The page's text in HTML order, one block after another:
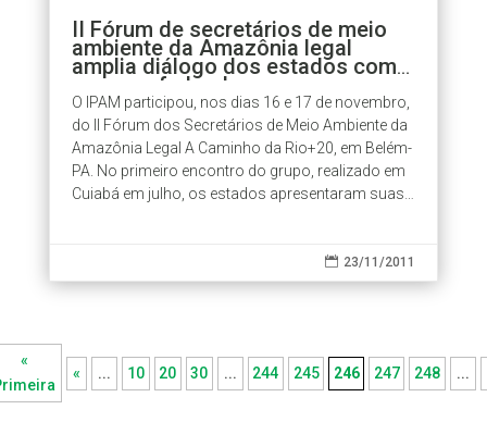
II Fórum de secretários de meio
ambiente da Amazônia legal
amplia diálogo dos estados com
governo federal
O IPAM participou, nos dias 16 e 17 de novembro,
do II Fórum dos Secretários de Meio Ambiente da
Amazônia Legal A Caminho da Rio+20, em Belém-
PA. No primeiro encontro do grupo, realizado em
Cuiabá em julho, os estados apresentaram suas
 23/11/2011
«
« ... 10 20 30 ... 244 245 246 247 248 ...